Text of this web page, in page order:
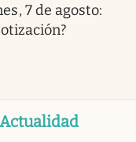
7 de agosto:
Actualidad